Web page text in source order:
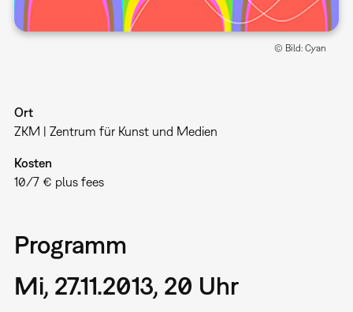
© Bild: Cyan
Ort
ZKM | Zentrum für Kunst und Medien
Kosten
10/7 € plus fees
Programm
Mi, 27.11.2013, 20 Uhr